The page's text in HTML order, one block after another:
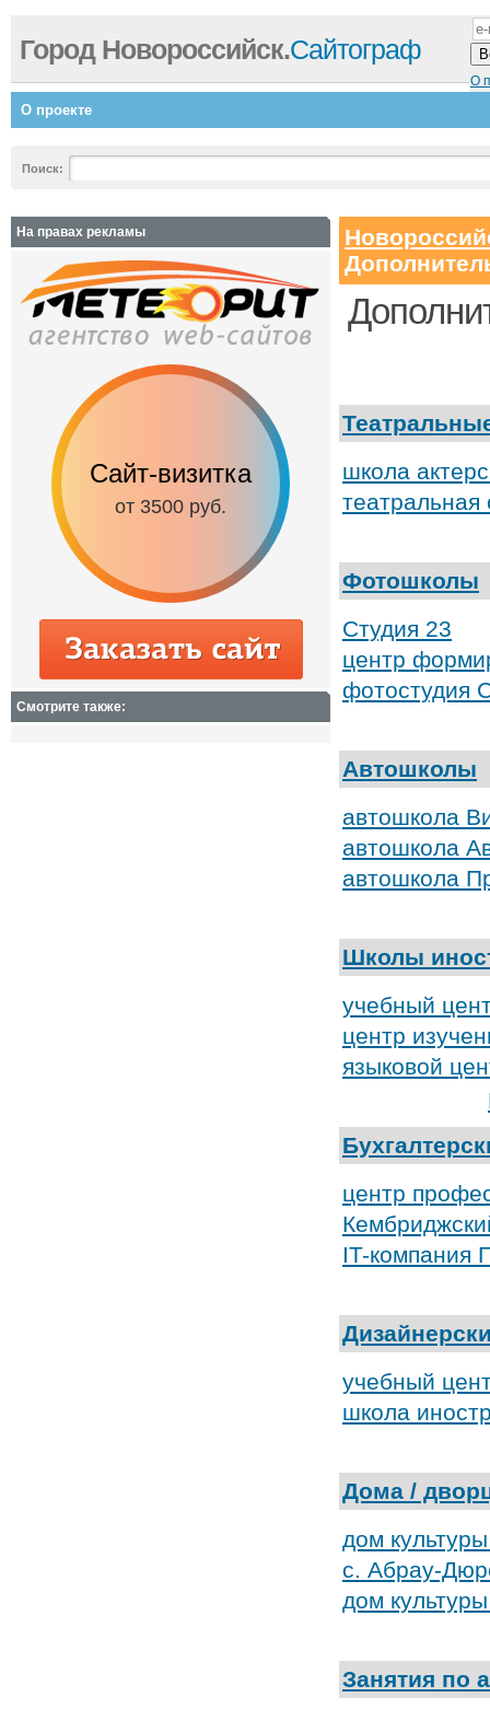
О
Город Новороссийск.Сайтограф
О проекте
Поиск:
школа
театральная
Фотошколы
Студия 23
центр
фотостудия
Автошколы
автошкола
автошкола
автошкола
Школы
учебный
центр
языковой
центр
IT-
учебный
школа
Дома /
дом
с. Абрау-
дом
Занятия по
На правах рекламы
Сайт-визитка
от 3500 руб.
Сайт с
от 6500 руб.
Смотрите также: